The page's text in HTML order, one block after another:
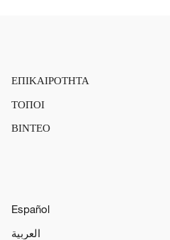
ΕΠΙΚΑΙΡΟΤΗΤΑ
ΤΟΠΟΙ
ΒΙΝΤΕΟ
Español
العربية